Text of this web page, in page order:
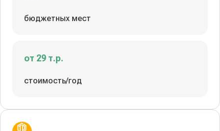
бюджетных мест
от 29 т.р.
стоимость/год